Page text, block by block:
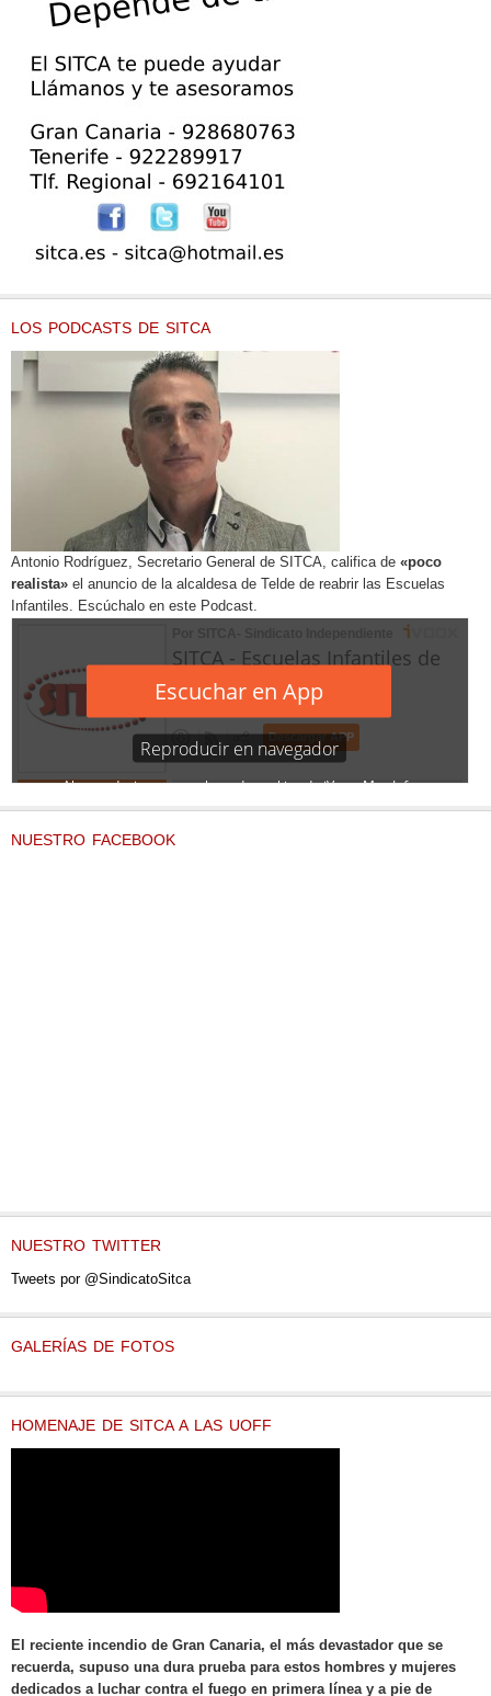
LOS PODCASTS DE SITCA
Antonio Rodríguez, Secretario General de SITCA, califica de «poco
realista» el anuncio de la alcaldesa de Telde de reabrir las Escuelas
Infantiles. Escúchalo en este Podcast.
NUESTRO FACEBOOK
NUESTRO TWITTER
Tweets por @SindicatoSitca
GALERÍAS DE FOTOS
HOMENAJE DE SITCA A LAS UOFF